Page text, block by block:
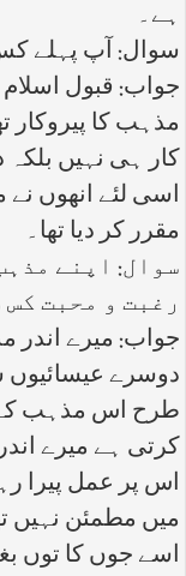
ہے۔
سوال: آپ پہلے
جواب: قبول
مذہب کا
کار ہی نہیں
اسی لئے انھوں نے
مقرر کر دیا تھا۔
سوال: اپنے
رغبت و محبت
جواب: میرے اندر
دوسرے
طرح اس مذہب کے
کرتی ہے میرے
اس پر عمل پیرا
میں مطمئن نہیں
اسے جوں کا توں